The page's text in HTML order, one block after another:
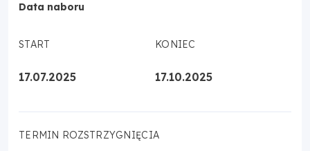
Data naboru
START
17.07.2025
KONIEC
17.10.2025
TERMIN ROZSTRZYGNIĘCIA